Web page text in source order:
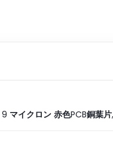
9 マイクロン 赤色PCB銅葉片,